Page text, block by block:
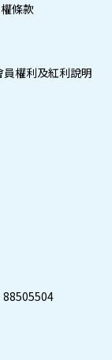
條款
員權利及紅利說明
88505504